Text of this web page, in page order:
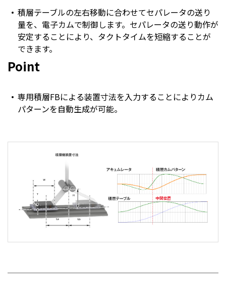
積層テーブルの左右移動に合わせてセパレータの送り
量を、電子カムで制御します。セパレータの送り動作が
安定することにより、タクトタイムを短縮することが
できます。
Point
専用積層FBによる装置寸法を入力することによりカム
パターンを自動生成が可能。